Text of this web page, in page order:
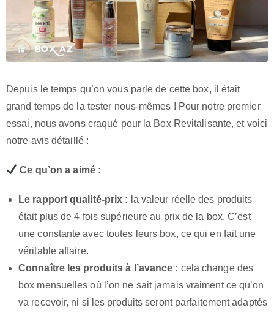
Depuis le temps qu’on vous parle de cette box, il était
grand temps de la tester nous-mêmes ! Pour notre premier
essai, nous avons craqué pour la Box Revitalisante, et voici
notre avis détaillé :
Ce qu’on a aimé :
Le rapport qualité-prix : la valeur réelle des produits
était plus de 4 fois supérieure au prix de la box. C’est
une constante avec toutes leurs box, ce qui en fait une
véritable affaire.
Connaître les produits à l’avance : cela change des
box mensuelles où l’on ne sait jamais vraiment ce qu’on
va recevoir, ni si les produits seront parfaitement adaptés